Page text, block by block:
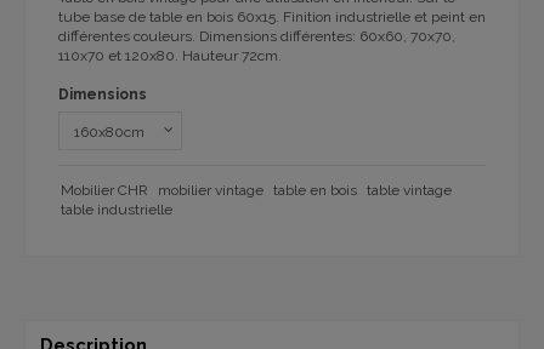
tube base de table en bois 60x15. Finition industrielle et peint en
différentes couleurs. Dimensions différentes: 60x60, 70x70,
110x70 et 120x80. Hauteur 72cm.
Dimensions
Mobilier CHR mobilier vintage table en bois table vintage
table industrielle
Description